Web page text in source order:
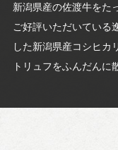
新潟県産の佐渡牛をた
ご好評いただいている
した新潟県産コシヒカ
トリュフをふんだんに